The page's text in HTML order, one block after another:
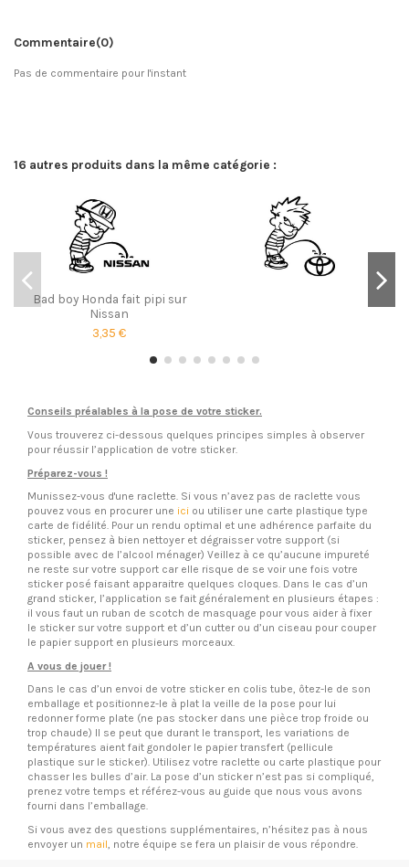
Commentaire(0)
Pas de commentaire pour l'instant
16 autres produits dans la même catégorie :
Bad boy Honda fait pipi sur
Nissan
3,35 €
Conseils préalables à la pose de votre sticker.
Vous trouverez ci-dessous quelques principes simples à observer
pour réussir l’application de votre sticker.
Préparez-vous !
Munissez-vous d'une raclette. Si vous n’avez pas de raclette vous
pouvez vous en procurer une ici ou utiliser une carte plastique type
carte de fidélité. Pour un rendu optimal et une adhérence parfaite du
sticker, pensez à bien nettoyer et dégraisser votre support (si
possible avec de l’alcool ménager) Veillez à ce qu’aucune impureté
ne reste sur votre support car elle risque de se voir une fois votre
sticker posé faisant apparaitre quelques cloques. Dans le cas d’un
grand sticker, l’application se fait généralement en plusieurs étapes :
il vous faut un ruban de scotch de masquage pour vous aider à fixer
le sticker sur votre support et d’un cutter ou d’un ciseau pour couper
le papier support en plusieurs morceaux.
A vous de jouer !
Dans le cas d’un envoi de votre sticker en colis tube, ôtez-le de son
emballage et positionnez-le à plat la veille de la pose pour lui
redonner forme plate (ne pas stocker dans une pièce trop froide ou
trop chaude) Il se peut que durant le transport, les variations de
températures aient fait gondoler le papier transfert (pellicule
plastique sur le sticker). Utilisez votre raclette ou carte plastique pour
chasser les bulles d’air. La pose d’un sticker n’est pas si compliqué,
prenez votre temps et référez-vous au guide que nous vous avons
fourni dans l’emballage.
Si vous avez des questions supplémentaires, n’hésitez pas à nous
envoyer un mail, notre équipe se fera un plaisir de vous répondre.